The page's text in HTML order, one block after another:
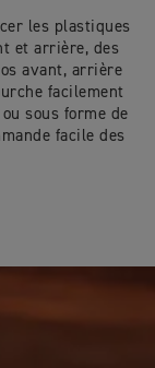
les plastiques
et arrière, des
avant, arrière
facilement
sous forme de
facile des